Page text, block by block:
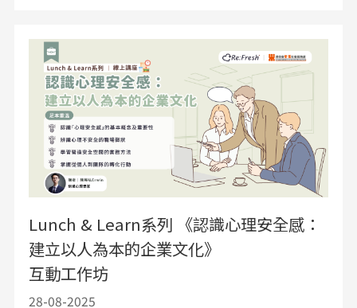
Lunch & Learn系列 《認識心理安全感：
建立以人為本的企業文化》
互動工作坊
28-08-2025